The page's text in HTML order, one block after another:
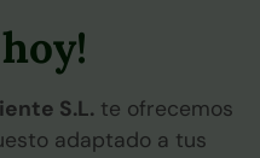
S.L. te ofrecemos
adaptado a tus